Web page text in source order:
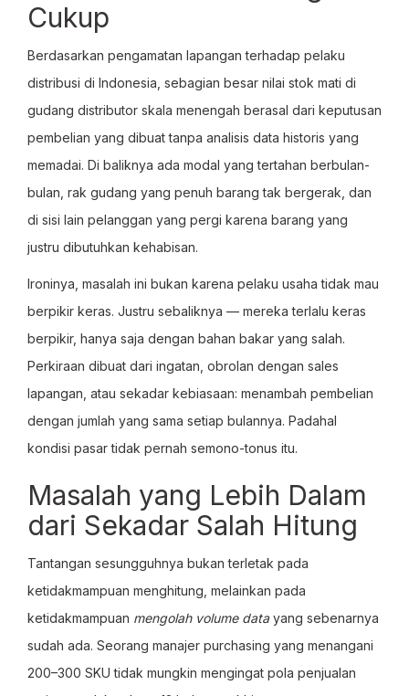
Cukup
Berdasarkan pengamatan lapangan terhadap pelaku
distribusi di Indonesia, sebagian besar nilai stok mati di
gudang distributor skala menengah berasal dari keputusan
pembelian yang dibuat tanpa analisis data historis yang
memadai. Di baliknya ada modal yang tertahan berbulan-
bulan, rak gudang yang penuh barang tak bergerak, dan
di sisi lain pelanggan yang pergi karena barang yang
justru dibutuhkan kehabisan.
Ironinya, masalah ini bukan karena pelaku usaha tidak mau
berpikir keras. Justru sebaliknya — mereka terlalu keras
berpikir, hanya saja dengan bahan bakar yang salah.
Perkiraan dibuat dari ingatan, obrolan dengan sales
lapangan, atau sekadar kebiasaan: menambah pembelian
dengan jumlah yang sama setiap bulannya. Padahal
kondisi pasar tidak pernah semono-tonus itu.
Masalah yang Lebih Dalam
dari Sekadar Salah Hitung
Tantangan sesungguhnya bukan terletak pada
ketidakmampuan menghitung, melainkan pada
ketidakmampuan mengolah volume data yang sebenarnya
sudah ada. Seorang manajer purchasing yang menangani
200–300 SKU tidak mungkin mengingat pola penjualan